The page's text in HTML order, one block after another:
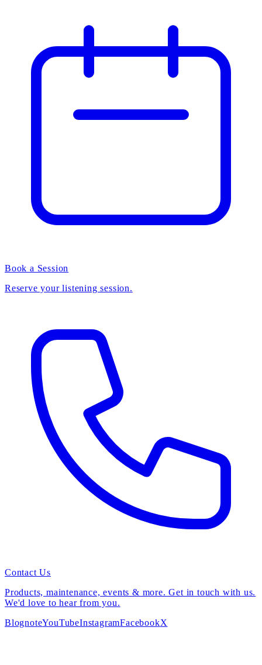
Book a Session
Reserve your listening session.
Contact Us
Products, maintenance, events & more. Get in touch with us.
We'd love to hear from you.
BlognoteYouTubeInstagramFacebookX